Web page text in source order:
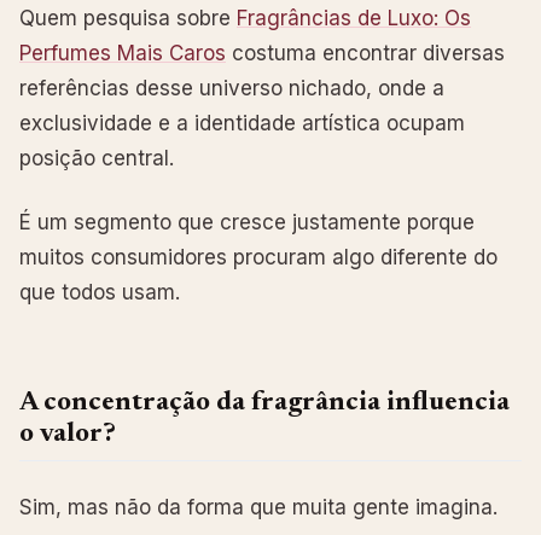
Quem pesquisa sobre Fragrâncias de Luxo: Os
Perfumes Mais Caros costuma encontrar diversas
referências desse universo nichado, onde a
exclusividade e a identidade artística ocupam
posição central.
É um segmento que cresce justamente porque
muitos consumidores procuram algo diferente do
que todos usam.
A concentração da fragrância influencia
o valor?
Sim, mas não da forma que muita gente imagina.